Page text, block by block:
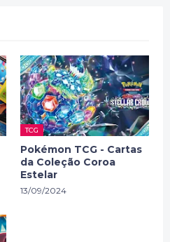
TCG
Pokémon TCG - Cartas
da Coleção Coroa
Estelar
13/09/2024